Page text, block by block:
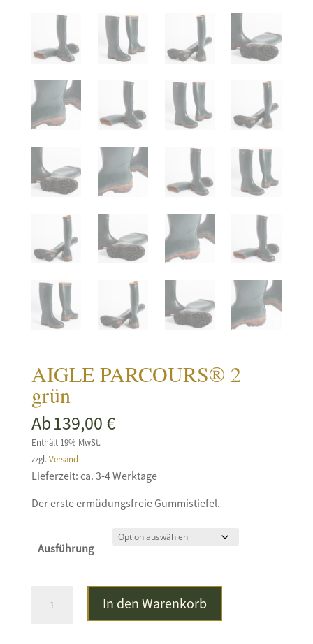
AIGLE PARCOURS® 2
grün
Ab139,00€
Enthält 19% MwSt.
zzgl. Versand
Lieferzeit: ca. 3-4 Werktage
Der erste ermüdungsfreie Gummistiefel.
Ausführung
PARCOURS®
In den Warenkorb